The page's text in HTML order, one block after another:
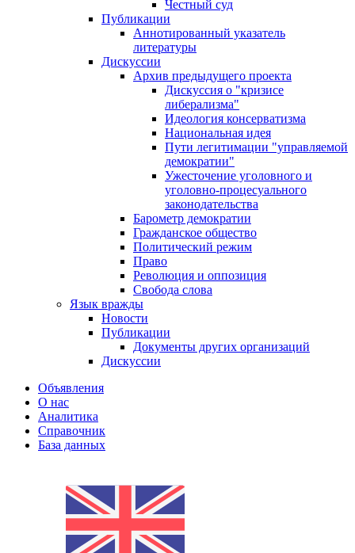
Честный суд
Публикации
Аннотированный указатель
литературы
Дискуссии
Архив предыдущего проекта
Дискуссия о "кризисе
либерализма"
Идеология консерватизма
Национальная идея
Пути легитимации "управляемой
демократии"
Ужесточение уголовного и
уголовно-процесуального
законодательства
Барометр демократии
Гражданское общество
Политический режим
Право
Революция и оппозиция
Свобода слова
Язык вражды
Новости
Публикации
Документы других организаций
Дискуссии
Объявления
О нас
Аналитика
Справочник
База данных